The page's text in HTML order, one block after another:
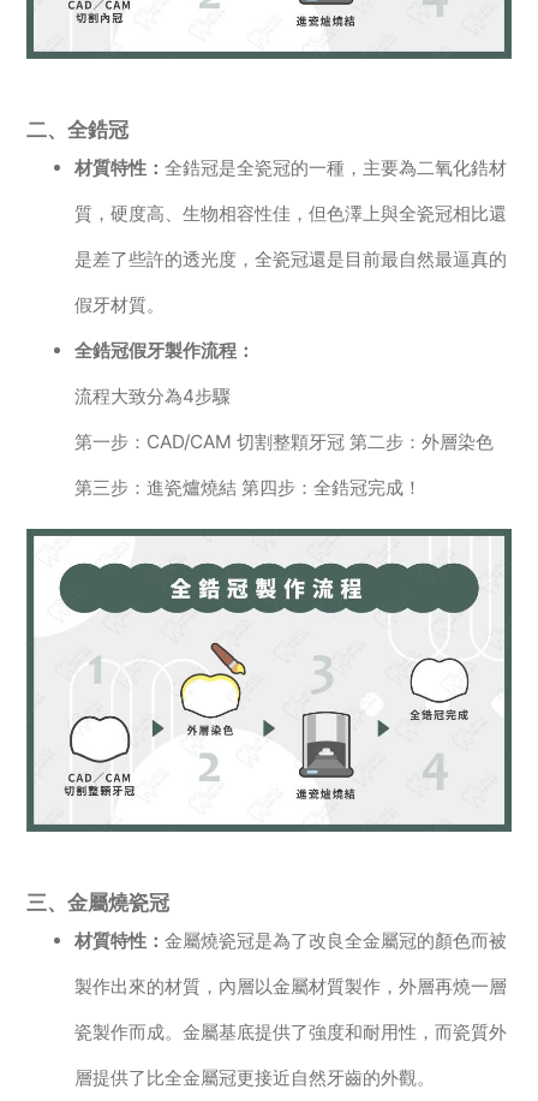
二、全鋯冠
材質特性：全鋯冠是全瓷冠的一種，主要為二氧化鋯材
質，硬度高、生物相容性佳，但色澤上與全瓷冠相比還
是差了些許的透光度，全瓷冠還是目前最自然最逼真的
假牙材質。
全鋯冠假牙製作流程：
流程大致分為4步驟
第一步：CAD/CAM 切割整顆牙冠 第二步：外層染色
第三步：進瓷爐燒結 第四步：全鋯冠完成！
三、金屬燒瓷冠
材質特性：金屬燒瓷冠是為了改良全金屬冠的顏色而被
製作出來的材質，內層以金屬材質製作，外層再燒一層
瓷製作而成。金屬基底提供了強度和耐用性，而瓷質外
層提供了比全金屬冠更接近自然牙齒的外觀。